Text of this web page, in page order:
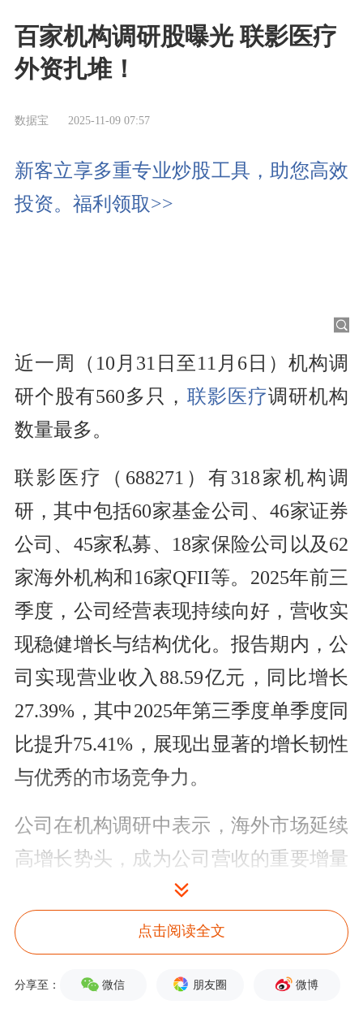
百家机构调研股曝光 联影医疗
外资扎堆！
数据宝 2025-11-09 07:57
新客立享多重专业炒股工具，助您高效
投资。福利领取>>
近一周（10月31日至11月6日）机构调
研个股有560多只， 联影医疗调研机构
数量最多。
联影医疗（688271）有318家机构调
研，其中包括60家基金公司、46家证券
公司、45家私募、18家保险公司以及62
家海外机构和16家QFII等。2025年前三
季度，公司经营表现持续向好，营收实
现稳健增长与结构优化。报告期内，公
司实现营业收入88.59亿元，同比增长
27.39%，其中2025年第三季度单季度同
比提升75.41%，展现出显著的增长韧性
与优秀的市场竞争力。
公司在机构调研中表示，海外市场延续
高增长势头，成为公司营收的重要增量
来源公司持续深化全球化布局，凭借领
先的产品性能、完善的供应链体系与本
地化服务能力，不断扩大在重点区域的
市场份额。2025年前三季度，公司海外
点击阅读全文
分享至： 微信 朋友圈 微博